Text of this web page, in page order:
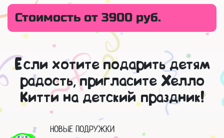
Стоимость от 3900 руб.
Если хотите подарить детям
радость, пригласите Хелло
Китти на детский праздник!
НОВЫЕ ПОДРУЖКИ